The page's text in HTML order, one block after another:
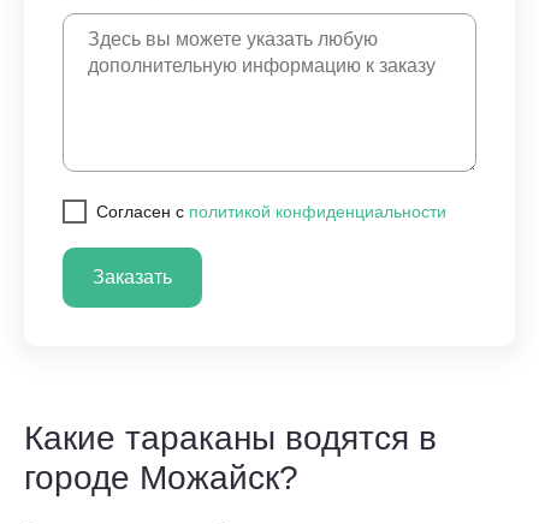
Cогласен с политикой конфиденциальности
Заказать
Какие тараканы водятся в
городе Можайск?